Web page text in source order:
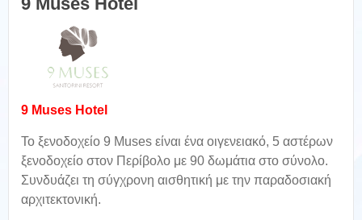
9 Muses Hotel
Το ξενοδοχείο 9 Muses είναι ένα οιγενειακό, 5 αστέρων
ξενοδοχείο στον Περίβολο με 90 δωμάτια στο σύνολο.
Συνδυάζει τη σύγχρονη αισθητική με την παραδοσιακή
αρχιτεκτονική.